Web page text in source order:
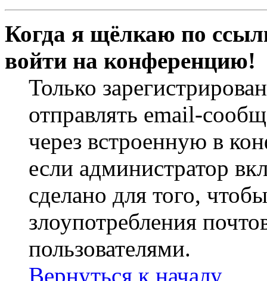
Когда я щёлкаю по
войти на конференцию!
Только
отправлять email-
через встроенную в
если администратор
сделано для того,
злоупотребления
пользователями.
Вернуться к началу